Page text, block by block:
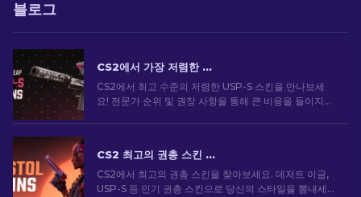
블로그
CS2에서 가장 저렴한 USP-S 스킨: 순위 목록 [2026]
CS2에서 최고 수준의 저렴한 USP-S 스킨을 만나보세
요! 전문가 순위 및 권장 사항을 통해 큰 비용을 들이지
CS2 최고의 권총 스킨 [2026]
CS2에서 최고의 권총 스킨을 찾아보세요. 데저트 이글,
USP-S 등 인기 권총 스킨으로 당신의 스타일을 뽐내세